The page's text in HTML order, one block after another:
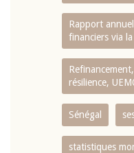
Rapport
financiers via
résilience,
Sénégal
statistiques